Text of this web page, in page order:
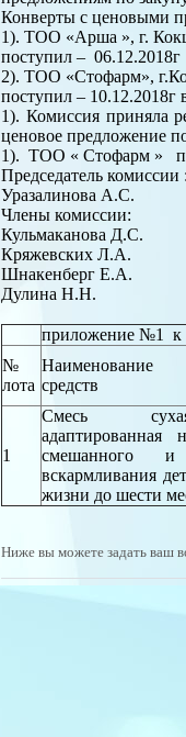
Конверты с ценовыми
1). ТОО «Арша », г.
поступил –
2). ТОО «Стофарм»,
поступил – 10.12.2018г
1). Комиссия приняла
ценовое предложение
1). ТОО « Стофарм »
Председатель комиссии
Уразалинова А.С.
Члены комиссии:
Кульмаканова Д.С.
Кряжевских Л.А.
Шнакенберг Е.А.
Дулина Н.Н.
приложение №1 к
№
лота
Наименование
средств
1
Смесь
смешанного и
вскармливания
жизни до шести
Ниже вы можете задать ваш